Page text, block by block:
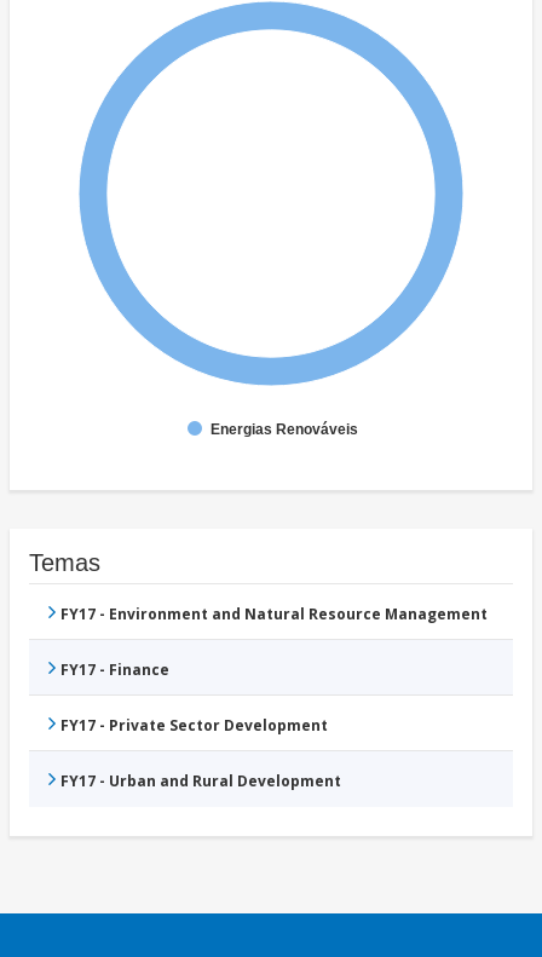
Energias Renováveis
Temas
FY17 - Environment and Natural Resource Management
FY17 - Finance
FY17 - Private Sector Development
FY17 - Urban and Rural Development